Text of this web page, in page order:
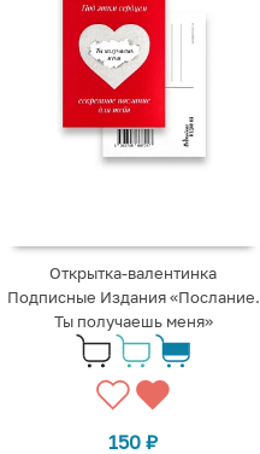
Открытка-валентинка
Подписные Издания «Послание.
Ты получаешь меня»
150 ₽